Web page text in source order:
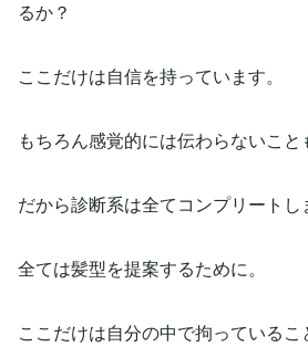
るか？
ここだけは自信を持っています。
もちろん感覚的には伝わらないこと
だから診断系は全てコンプリートし
全ては髪型を提案するために。
ここだけは自分の中で拘っているこ